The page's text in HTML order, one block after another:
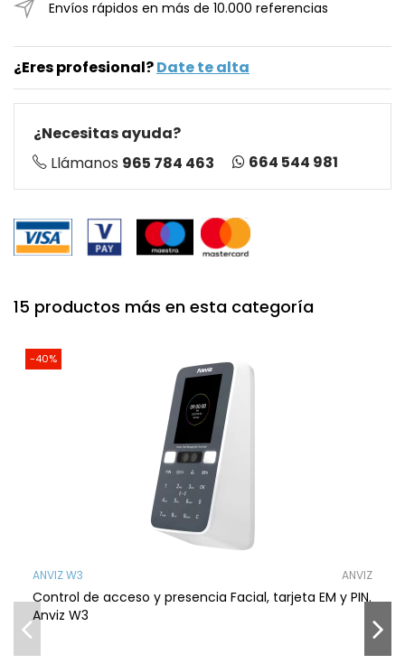
Envíos rápidos en más de 10.000 referencias
¿Eres profesional?Date te alta
¿Necesitas ayuda?
Llámanos 965 784 463 664 544 981
15 productos más en esta categoría
-40%
ANVIZ W3 ANVIZ
Control de acceso y presencia Facial, tarjeta EM y PIN.
Anviz W3